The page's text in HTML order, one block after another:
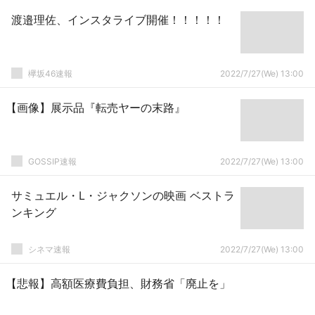
渡邉理佐、インスタライブ開催！！！！！
欅坂46速報 2022/7/27(We) 13:00
【画像】展示品『転売ヤーの末路』
GOSSIP速報 2022/7/27(We) 13:00
サミュエル・L・ジャクソンの映画 ベストラ
ンキング
シネマ速報 2022/7/27(We) 13:00
【悲報】高額医療費負担、財務省「廃止を」